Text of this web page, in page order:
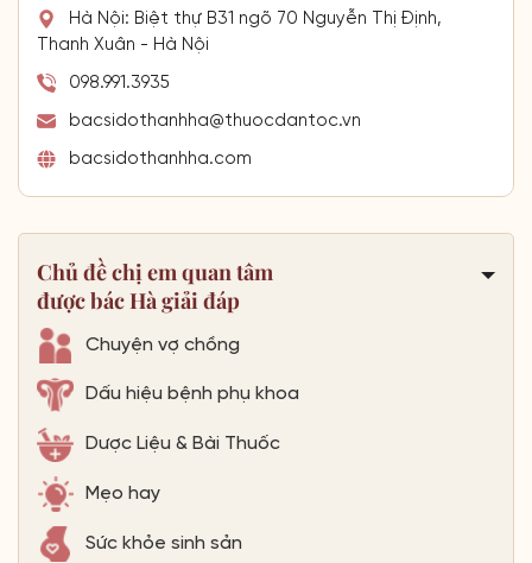
Hà Nội: Biệt thự B31 ngõ 70 Nguyễn Thị Định,
Thanh Xuân - Hà Nội
098.991.3935
bacsidothanhha@thuocdantoc.vn
bacsidothanhha.com
Chủ đề chị em quan tâm
được bác Hà giải đáp
Chuyện vợ chồng
Dấu hiệu bệnh phụ khoa
Dược Liệu & Bài Thuốc
Mẹo hay
Sức khỏe sinh sản